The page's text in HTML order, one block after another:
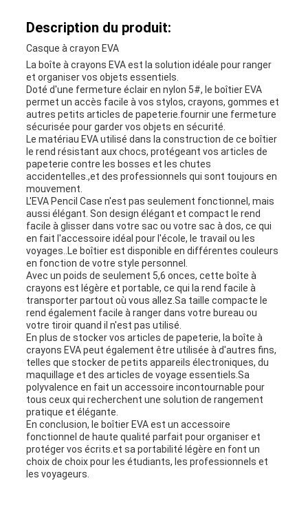
Description du produit:
Casque à crayon EVA
La boîte à crayons EVA est la solution idéale pour ranger
et organiser vos objets essentiels.
Doté d'une fermeture éclair en nylon 5#, le boîtier EVA
permet un accès facile à vos stylos, crayons, gommes et
autres petits articles de papeterie.fournir une fermeture
sécurisée pour garder vos objets en sécurité.
Le matériau EVA utilisé dans la construction de ce boîtier
le rend résistant aux chocs, protégeant vos articles de
papeterie contre les bosses et les chutes
accidentelles.,et des professionnels qui sont toujours en
mouvement.
L'EVA Pencil Case n'est pas seulement fonctionnel, mais
aussi élégant. Son design élégant et compact le rend
facile à glisser dans votre sac ou votre sac à dos, ce qui
en fait l'accessoire idéal pour l'école, le travail ou les
voyages..Le boîtier est disponible en différentes couleurs
en fonction de votre style personnel.
Avec un poids de seulement 5,6 onces, cette boîte à
crayons est légère et portable, ce qui la rend facile à
transporter partout où vous allez.Sa taille compacte le
rend également facile à ranger dans votre bureau ou
votre tiroir quand il n'est pas utilisé.
En plus de stocker vos articles de papeterie, la boîte à
crayons EVA peut également être utilisée à d'autres fins,
telles que stocker de petits appareils électroniques, du
maquillage et des articles de voyage essentiels.Sa
polyvalence en fait un accessoire incontournable pour
tous ceux qui recherchent une solution de rangement
pratique et élégante.
En conclusion, le boîtier EVA est un accessoire
fonctionnel de haute qualité parfait pour organiser et
protéger vos écrits.et sa portabilité légère en font un
choix de choix pour les étudiants, les professionnels et
les voyageurs.